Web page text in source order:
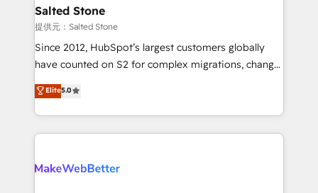
pipeline generation, data intelligence, and go-to-
market execution. Why B2B Businesses Choose RP: -
Secure: Soc2 compliant 🛡️ - Pricing: Implementations
starting at $1,5k 💵 - Speed: Launch in 14 days ⚡ -
Scale: Fastest tiering Elite HubSpot Partner 🪴 -
technical agency for a growth problem. Hire a
Salted Stone
提供元：Salted Stone
Since 2012, HubSpot’s largest customers globally
have counted on S2 for complex migrations, change
management, systems integration, and creative
solutions that deliver measurable impact and
transform brand experiences As one of the few full-
service creative agencies in the HubSpot
winning design to build scalable, globally
Elite5.0